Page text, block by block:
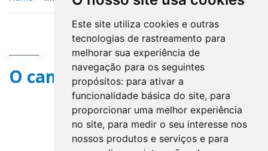
Este site utiliza cookies e outras
tecnologias de rastreamento para
melhorar sua experiência de
navegação para os seguintes
propósitos: para ativar a
funcionalidade básica do site, para
proporcionar uma melhor experiência
no site, para medir o seu interesse nos
nossos produtos e serviços e para
O campo title não existe.